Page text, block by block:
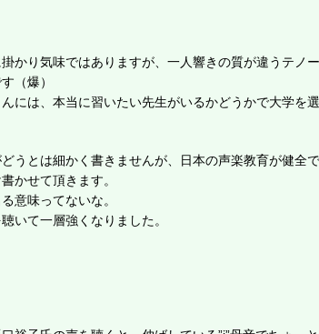
かり気味ではありますが、一人響きの質が違うテノ
（爆）
には、本当に習いたい先生がいるかどうかで大学を
うとは細かく書きませんが、日本の声楽教育が健全
かせて頂きます。
意味ってないな。
いて一層強くなりました。